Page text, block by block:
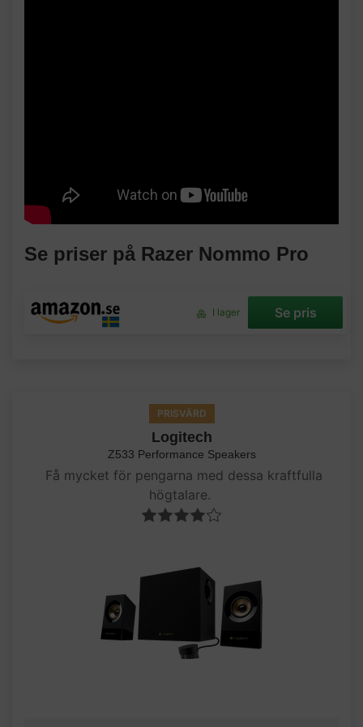
Se priser på Razer Nommo Pro
I lager Se pris
PRISVÄRD
Logitech
Z533 Performance Speakers
Få mycket för pengarna med dessa kraftfulla
högtalare.